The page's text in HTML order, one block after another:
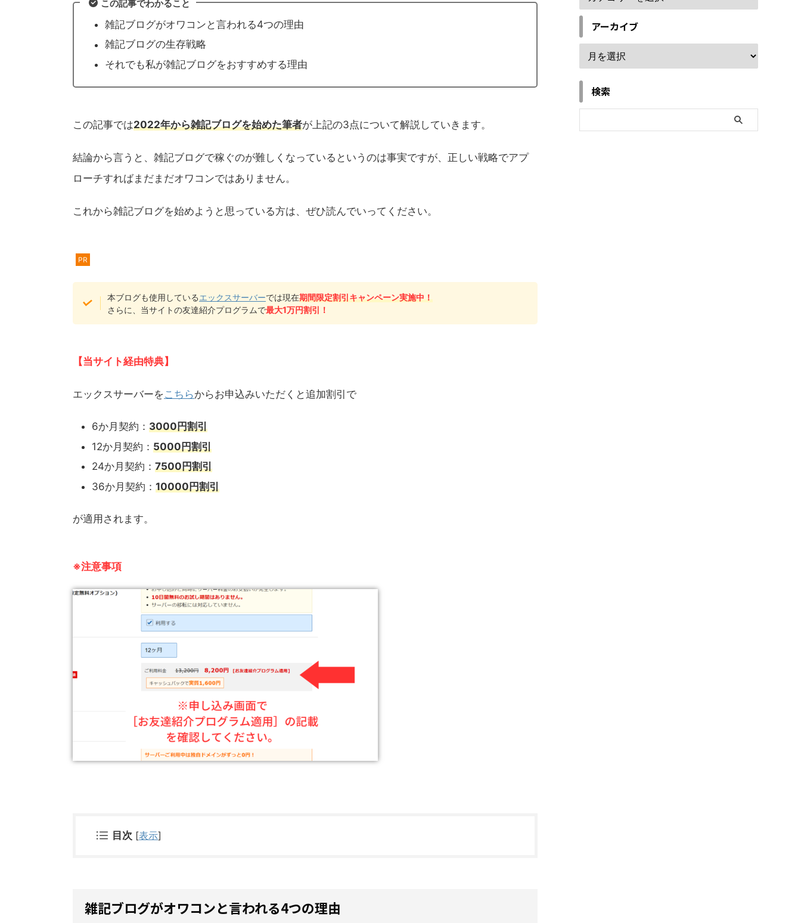
この記事でわかること
雑記ブログがオワコンと言われる4つの理由
雑記ブログの生存戦略
それでも私が雑記ブログをおすすめする理由
この記事では2022年から雑記ブログを始めた筆者が上記の3点について解説していきます。
結論から言うと、雑記ブログで稼ぐのが難しくなっているというのは事実ですが、正しい戦略でアプ
ローチすればまだまだオワコンではありません。
これから雑記ブログを始めようと思っている方は、ぜひ読んでいってください。
PR
本ブログも使用しているエックスサーバーでは現在期間限定割引キャンペーン実施中！
さらに、当サイトの友達紹介プログラムで最大1万円割引！
【当サイト経由特典】
エックスサーバーをこちらからお申込みいただくと追加割引で
6か月契約： 3000円割引
12か月契約： 5000円割引
24か月契約： 7500円割引
36か月契約： 10000円割引
が適用されます。
※注意事項
目次 [表示]
雑記ブログがオワコンと言われる4つの理由
アーカイブ
検索